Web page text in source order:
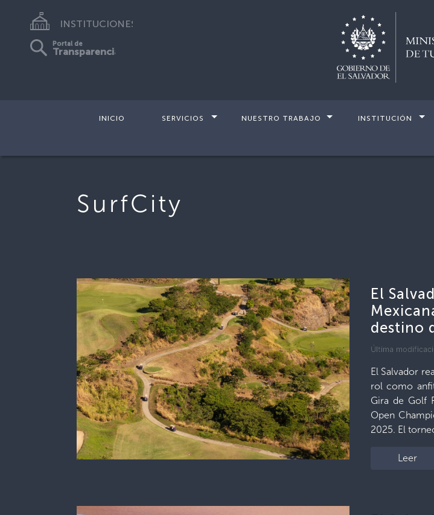
INSTITUCIONES
Portal de
Transparencia
INICIO SERVICIOS NUESTRO TRABAJO INSTITUCIÓN
SurfCity
El
destino
Última
El Salvador
rol como
Gira de Golf
Open
2025. El
Leer